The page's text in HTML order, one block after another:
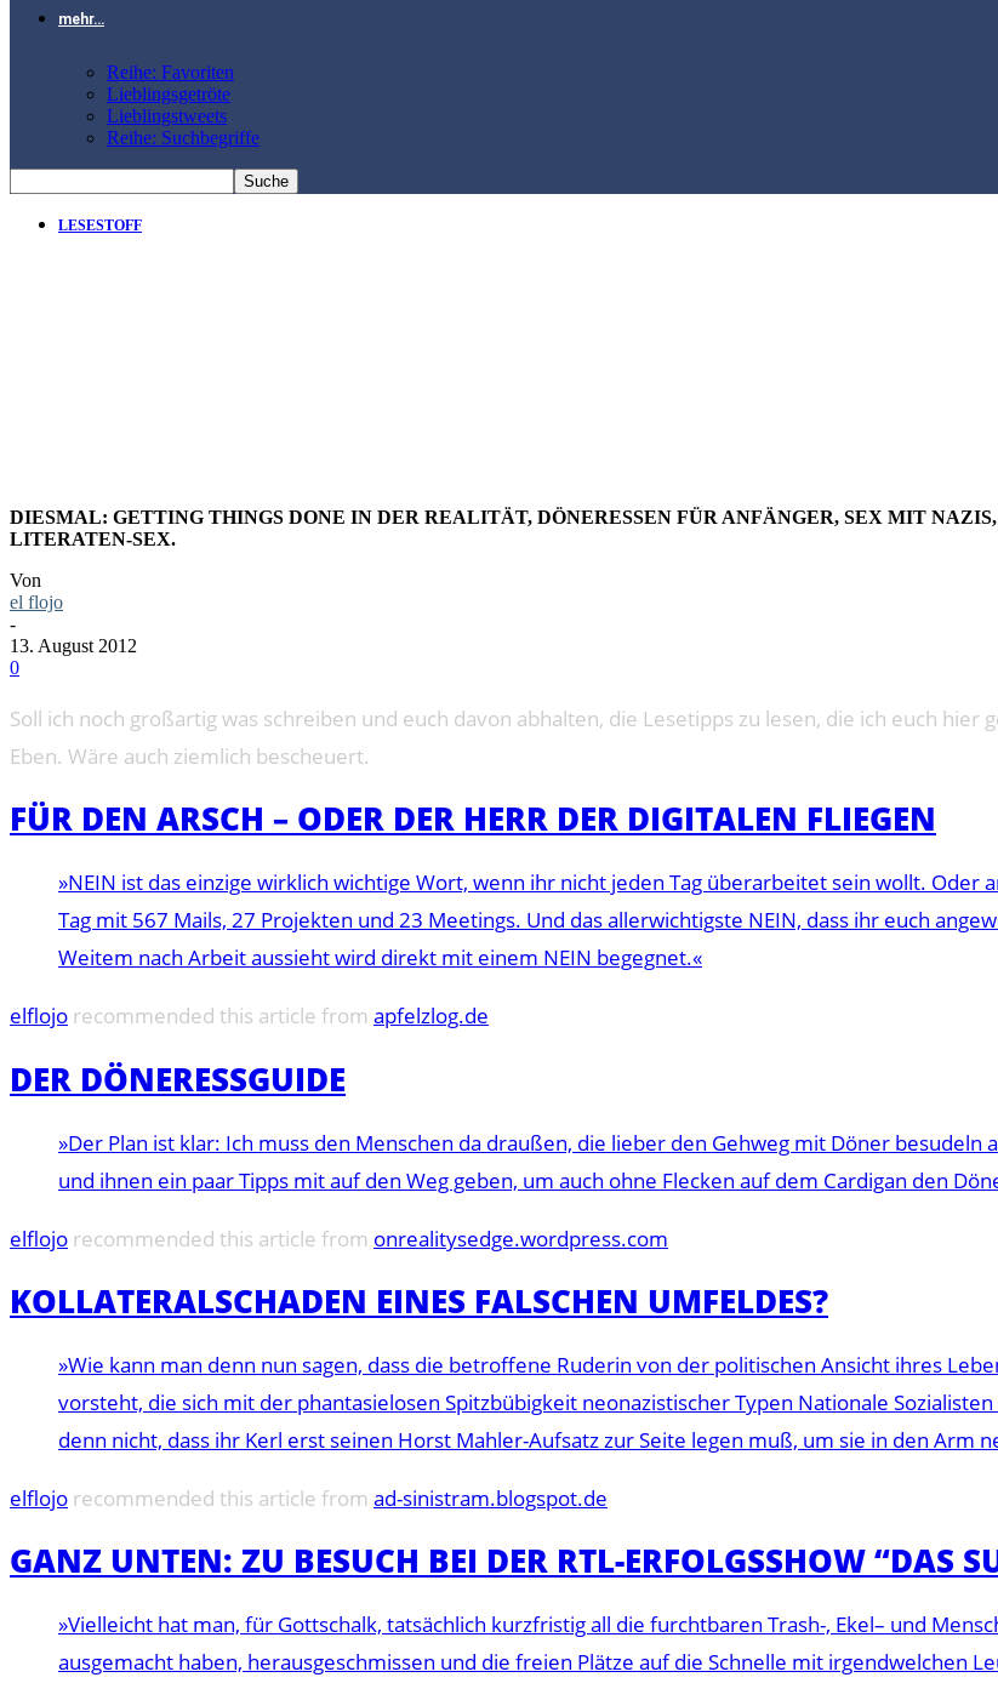
mehr…
Reihe: Favoriten
Lieblingsgetröte
Lieblingstweets
Reihe: Suchbegriffe
LESESTOFF
DIESMAL: GETTING THINGS DONE IN DER REALITÄT, DÖNERESSEN FÜR ANFÄNGER, SEX MIT
LITERATEN-SEX.
Von
el flojo
-
13. August 2012
0
Soll ich noch großartig was schreiben und euch davon abhalten, die Lesetipps zu lesen, die ich euch hier
Eben. Wäre auch ziemlich bescheuert.
FÜR DEN ARSCH – ODER DER HERR DER DIGITALEN FLIEGEN
»NEIN ist das einzige wirklich wichtige Wort, wenn ihr nicht jeden Tag überarbeitet sein wollt.
Tag mit 567 Mails, 27 Projekten und 23 Meetings. Und das allerwichtigste NEIN, dass ihr euch
Weitem nach Arbeit aussieht wird direkt mit einem NEIN begegnet.«
elflojo recommended this article from apfelzlog.de
DER DÖNERESSGUIDE
»Der Plan ist klar: Ich muss den Menschen da draußen, die lieber den Gehweg mit Döner
und ihnen ein paar Tipps mit auf den Weg geben, um auch ohne Flecken auf dem Cardigan den
elflojo recommended this article from onrealitysedge.wordpress.com
KOLLATERALSCHADEN EINES FALSCHEN UMFELDES?
»Wie kann man denn nun sagen, dass die betroffene Ruderin von der politischen Ansicht ihres
vorsteht, die sich mit der phantasielosen Spitzbübigkeit neonazistischer Typen Nationale
denn nicht, dass ihr Kerl erst seinen Horst Mahler-Aufsatz zur Seite legen muß, um sie in den Arm
elflojo recommended this article from ad-sinistram.blogspot.de
GANZ UNTEN: ZU BESUCH BEI DER RTL-ERFOLGSSHOW “DAS
»Vielleicht hat man, für Gottschalk, tatsächlich kurzfristig all die furchtbaren Trash-, Ekel– und
ausgemacht haben, herausgeschmissen und die freien Plätze auf die Schnelle mit irgendwelchen